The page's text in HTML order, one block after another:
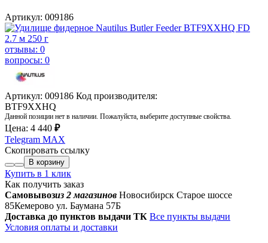
Артикул: 009186
отзывы: 0
вопросы: 0
Артикул: 009186 Код производителя:
BTF9XXHQ
Данной позиции нет в наличии. Пожалуйста, выберите доступные свойства.
Цена: 4 440 ₽
Telegram MAX
Скопировать ссылку
В корзину
Купить в 1 клик
Как получить заказ
Самовывозиз 2 магазинов Новосибирск Старое шоссе
85Кемерово ул. Баумана 57Б
Доставка до пунктов выдачи ТК Все пункты выдачи
Условия оплаты и доставки